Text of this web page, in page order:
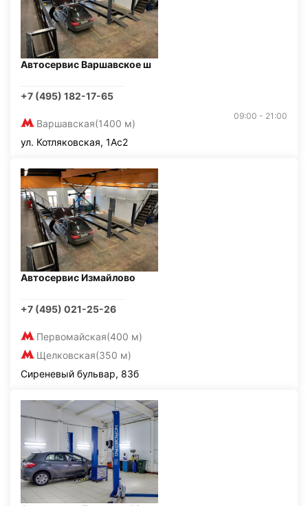
Автосервис Варшавское ш
+7 (495) 182-17-65
Варшавская(1400 м)
09:00 - 21:00
ул. Котляковская, 1Ас2
Автосервис Измайлово
+7 (495) 021-25-26
Первомайская(400 м)
Щелковская(350 м)
Сиреневый бульвар, 83б